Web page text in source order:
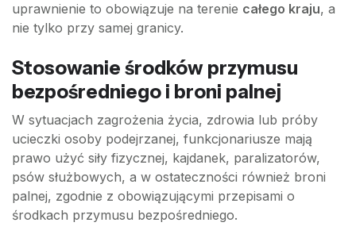
uprawnienie to obowiązuje na terenie całego kraju, a
nie tylko przy samej granicy.
Stosowanie środków przymusu
bezpośredniego i broni palnej
W sytuacjach zagrożenia życia, zdrowia lub próby
ucieczki osoby podejrzanej, funkcjonariusze mają
prawo użyć siły fizycznej, kajdanek, paralizatorów,
psów służbowych, a w ostateczności również broni
palnej, zgodnie z obowiązującymi przepisami o
środkach przymusu bezpośredniego.